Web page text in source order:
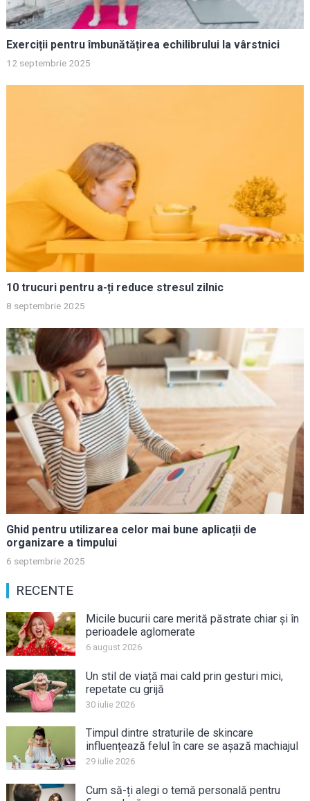
Exerciții pentru îmbunătățirea echilibrului la vârstnici
12 septembrie 2025
10 trucuri pentru a-ți reduce stresul zilnic
8 septembrie 2025
Ghid pentru utilizarea celor mai bune aplicații de
organizare a timpului
6 septembrie 2025
RECENTE
Micile bucurii care merită păstrate chiar și în
perioadele aglomerate
6 august 2026
Un stil de viață mai cald prin gesturi mici,
repetate cu grijă
30 iulie 2026
Timpul dintre straturile de skincare
influențează felul în care se așază machiajul
29 iulie 2026
Cum să-ți alegi o temă personală pentru